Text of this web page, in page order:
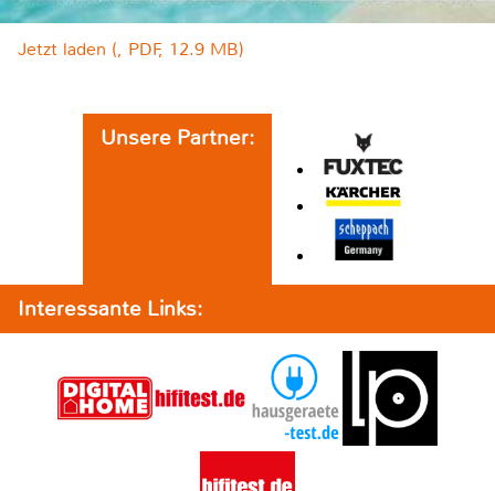
Jetzt laden (, PDF, 12.9 MB)
Unsere Partner:
Interessante Links: